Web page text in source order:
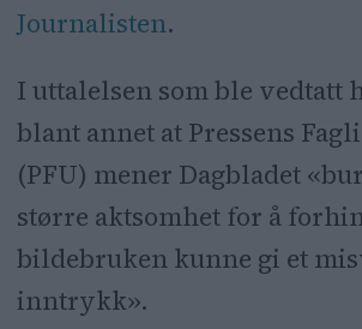
Journalisten.
I uttalelsen som ble vedtatt
blant annet at Pressens
(PFU) mener Dagbladet
større aktsomhet for å
bildebruken kunne gi et
inntrykk».